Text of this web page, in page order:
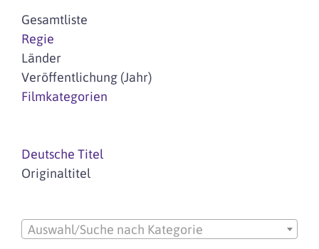
Gesamtliste
Regie
Länder
Veröffentlichung (Jahr)
Filmkategorien
Deutsche Titel
Originaltitel
Auswahl/Suche nach Kategorie